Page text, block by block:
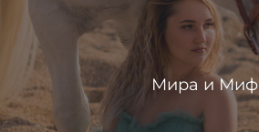
Мира и Миф